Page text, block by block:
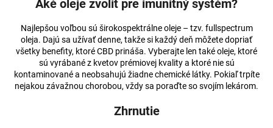
Aké oleje zvoliť pre imunitný systém?
Najlepšou voľbou sú širokospektrálne oleje – tzv. fullspectrum
oleja. Dajú sa užívať denne, takže si každý deň môžete dopriať
všetky benefity, ktoré CBD prináša. Vyberajte len také oleje, ktoré
sú vyrábané z kvetov prémiovej kvality a ktoré nie sú
kontaminované a neobsahujú žiadne chemické látky. Pokiaľ trpíte
nejakou závažnou chorobou, vždy sa poraďte so svojím lekárom.
Zhrnutie
€4,03